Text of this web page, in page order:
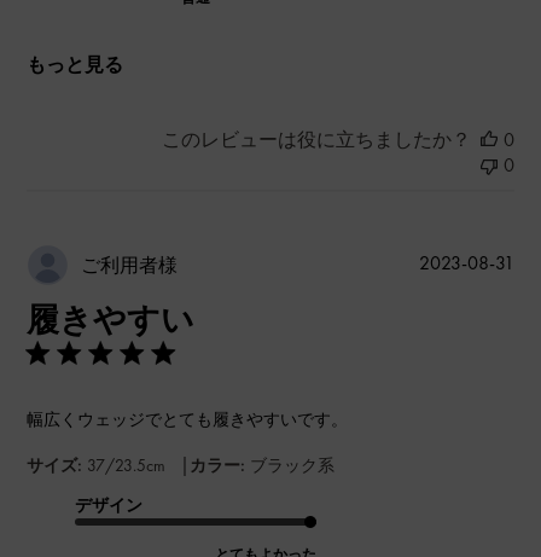
もっと見る
このレビューは役に立ちましたか？
0
0
ご利用者様
履きやすい
幅広くウェッジでとても履きやすいです。
サイズ: 37/23.5cm | カラー: ブラック系
デザイン
2023-08-31